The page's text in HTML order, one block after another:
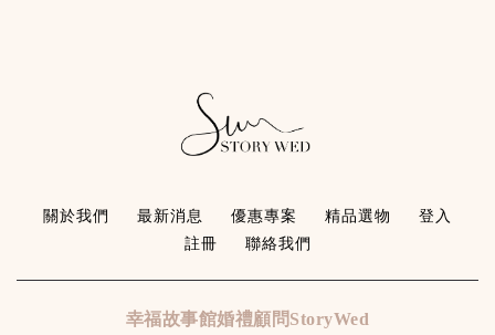
關於我們 最新消息 優惠專案 精品選物
登入
註冊
聯絡我們
幸福故事館婚禮顧問StoryWed